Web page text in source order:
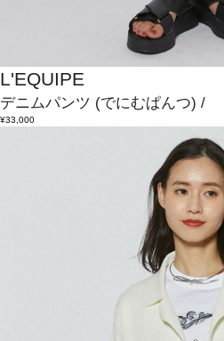
L'EQUIPE
デニムパンツ (でにむぱんつ) /
¥33,000